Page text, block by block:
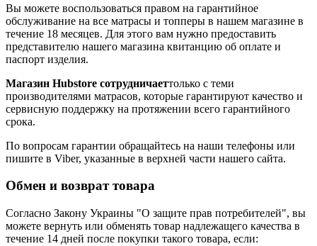
Вы можете воспользоваться правом на гарантийное
обслуживание на все матрасы и топперы в нашем магазине в
течение 18 месяцев. Для этого вам нужно предоставить
представителю нашего магазина квитанцию об оплате и
паспорт изделия.
Магазин Hubstore сотрудничаеттолько с теми
производителями матрасов, которые гарантируют качество и
сервисную поддержку на протяжении всего гарантийного
срока.
По вопросам гарантии обращайтесь на наши телефоны или
пишите в Viber, указанные в верхней части нашего сайта.
Обмен и возврат товара
Согласно Закону Украины "О защите прав потребителей", вы
можете вернуть или обменять товар надлежащего качества в
течение 14 дней после покупки такого товара, если: